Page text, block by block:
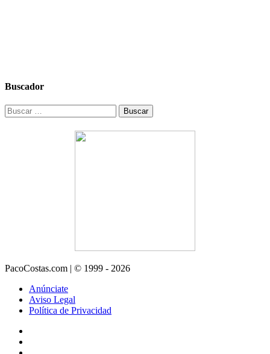
Buscador
Buscar:
PacoCostas.com | © 1999 - 2026
Anúnciate
Aviso Legal
Política de Privacidad